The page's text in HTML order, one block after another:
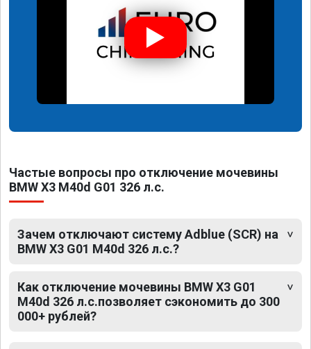
Частые вопросы про отключение мочевины
BMW X3 M40d G01 326 л.с.
Зачем отключают систему Adblue (SCR) на
BMW X3 G01 M40d 326 л.с.?
Как отключение мочевины BMW X3 G01
M40d 326 л.с.позволяет сэкономить до 300
000+ рублей?